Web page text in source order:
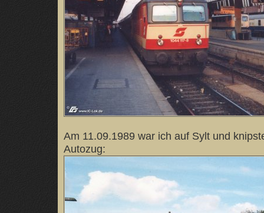
Am 11.09.1989 war ich auf Sylt und
Autozug: